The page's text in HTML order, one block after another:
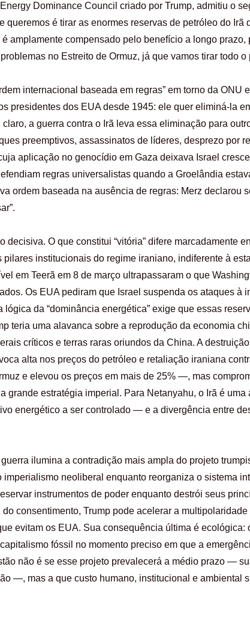
Dominance Council criado por Trump, admitiu o
queremos é tirar as enormes reservas de petróleo do Irã
amplamente compensado pelo benefício a longo
no Estreito de Ormuz, já que vamos tirar todo o
internacional baseada em regras” em torno da ONU
presidentes dos EUA desde 1945: ele quer eliminá-la
a guerra contra o Irã leva essa eliminação para
preemptivos, assassinatos de líderes, desprezo por
aplicação no genocídio em Gaza deixava Israel
regras universalistas quando a Groelândia
ordem baseada na ausência de regras: Merz declarou
decisiva. O que constitui “vitória” difere marcadamente
pilares institucionais do regime iraniano, indiferente à
em Teerã em 8 de março ultrapassaram o que
Os EUA pediram que Israel suspenda os ataques
da “dominância energética” exige que essas
teria uma alavanca sobre a reprodução da economia
críticos e terras raras oriundos da China. A
alta nos preços do petróleo e retaliação iraniana
e elevou os preços em mais de 25% —, mas
grande estratégia imperial. Para Netanyahu, o Irã é
energético a ser controlado — e a divergência entre
ilumina a contradição mais ampla do projeto
neoliberal enquanto reorganiza o sistema
instrumentos de poder enquanto destrói seus
consentimento, Trump pode acelerar a
evitam os EUA. Sua consequência última é ecológica:
fóssil no momento preciso em que a
não é se esse projeto prevalecerá a médio prazo —
—, mas a que custo humano, institucional e ambiental